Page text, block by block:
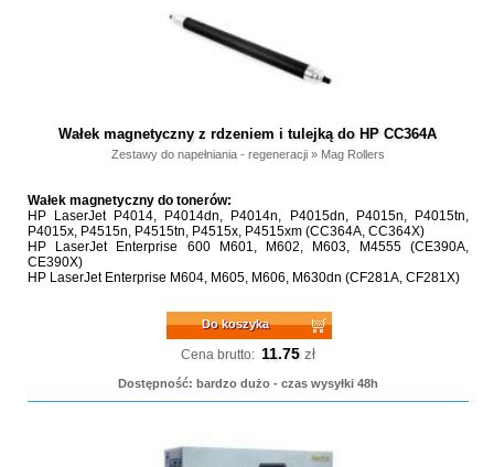
Wałek magnetyczny z rdzeniem i tulejką do HP CC364A
Zestawy do napełniania - regeneracji» Mag Rollers
Wałek magnetyczny do tonerów:
HP LaserJet P4014, P4014dn, P4014n, P4015dn, P4015n, P4015tn,
P4015x, P4515n, P4515tn, P4515x, P4515xm (CC364A, CC364X)
HP LaserJet Enterprise 600 M601, M602, M603, M4555 (CE390A,
CE390X)
HP LaserJet Enterprise M604, M605, M606, M630dn (CF281A, CF281X)
Do koszyka
Cena brutto: 11.75 zł
Dostępność: bardzo dużo - czas wysyłki 48h